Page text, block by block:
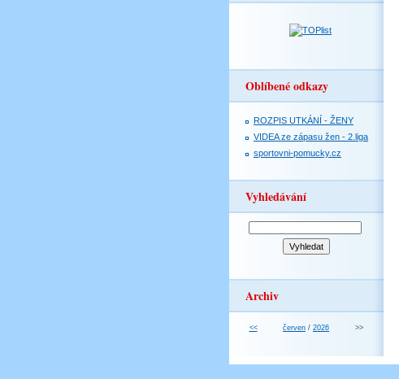
Oblíbené odkazy
ROZPIS UTKÁNÍ - ŽENY
VIDEA ze zápasu žen - 2.liga
sportovni-pomucky.cz
Vyhledávání
Archiv
<< červen / 2026 >>